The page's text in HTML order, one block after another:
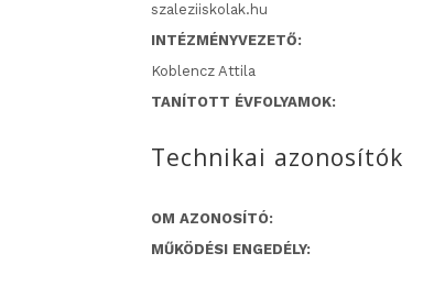
szaleziiskolak.hu
INTÉZMÉNYVEZETŐ:
Koblencz Attila
TANÍTOTT ÉVFOLYAMOK:
Technikai azonosítók
OM AZONOSÍTÓ:
MŰKÖDÉSI ENGEDÉLY: